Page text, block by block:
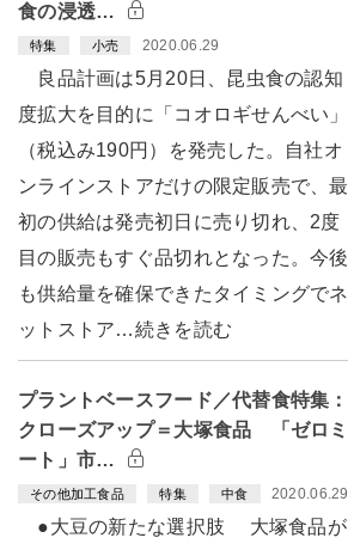
食の浸透…
特集 小売 2020.06.29
良品計画は5月20日、昆虫食の認知
度拡大を目的に「コオロギせんべい」
（税込み190円）を発売した。自社オ
ンラインストアだけの限定販売で、最
初の供給は発売初日に売り切れ、2度
目の販売もすぐ品切れとなった。今後
も供給量を確保できたタイミングでネ
ットストア…続きを読む
プラントベースフード／代替食特集：
クローズアップ＝大塚食品 「ゼロミ
ート」市…
その他加工食品 特集 中食 2020.06.29
●大豆の新たな選択肢 大塚食品が